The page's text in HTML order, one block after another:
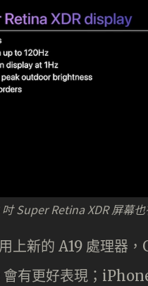
Super Retina XDR 屏幕
上新的 A19 處理器
有更好表現；